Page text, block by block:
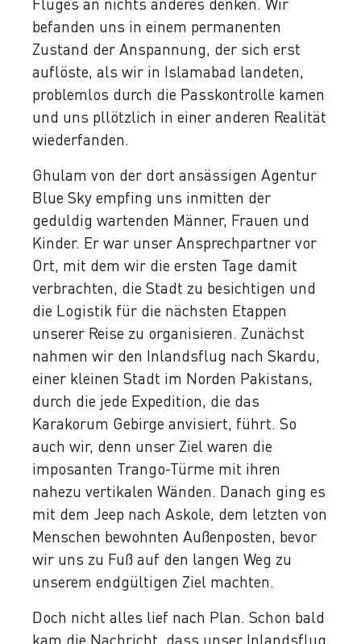
befanden uns in einem permanenten
Zustand der Anspannung, der sich erst
auflöste, als wir in Islamabad landeten,
problemlos durch die Passkontrolle kamen
und uns pllötzlich in einer anderen Realität
wiederfanden.
Ghulam von der dort ansässigen Agentur
Blue Sky empfing uns inmitten der
geduldig wartenden Männer, Frauen und
Kinder. Er war unser Ansprechpartner vor
Ort, mit dem wir die ersten Tage damit
verbrachten, die Stadt zu besichtigen und
die Logistik für die nächsten Etappen
unserer Reise zu organisieren. Zunächst
nahmen wir den Inlandsflug nach Skardu,
einer kleinen Stadt im Norden Pakistans,
durch die jede Expedition, die das
Karakorum Gebirge anvisiert, führt. So
auch wir, denn unser Ziel waren die
imposanten Trango-Türme mit ihren
nahezu vertikalen Wänden. Danach ging es
mit dem Jeep nach Askole, dem letzten von
Menschen bewohnten Außenposten, bevor
wir uns zu Fuß auf den langen Weg zu
unserem endgültigen Ziel machten.
Doch nicht alles lief nach Plan. Schon bald
kam die Nachricht, dass unser Inlandsflug